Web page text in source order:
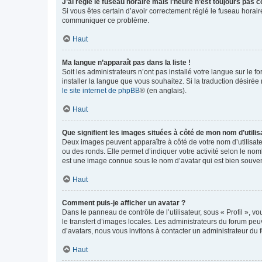
J’ai réglé le fuseau horaire mais l’heure n’est toujours pas
Si vous êtes certain d’avoir correctement réglé le fuseau
communiquer ce problème.
Haut
Ma langue n’apparaît pas dans la liste !
Soit les administrateurs n’ont pas installé votre langue sur le
installer la langue que vous souhaitez. Si la traduction
le site internet de phpBB® (en anglais).
Haut
Que signifient les images situées à côté de mon nom
Deux images peuvent apparaître à côté de votre nom
ou des ronds. Elle permet d’indiquer votre activité selon le
est une image connue sous le nom d’avatar qui est bien
Haut
Comment puis-je afficher un avatar ?
Dans le panneau de contrôle de l’utilisateur, sous « Profil »,
le transfert d’images locales. Les administrateurs du forum
d’avatars, nous vous invitons à contacter un administrateur du
Haut